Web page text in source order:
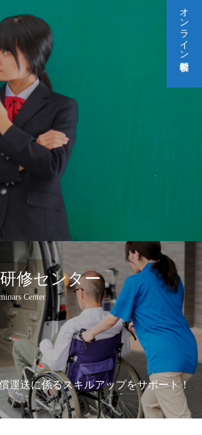
オンライン学科教習
修センター
Center
運送に係るスキルアップをサポート！